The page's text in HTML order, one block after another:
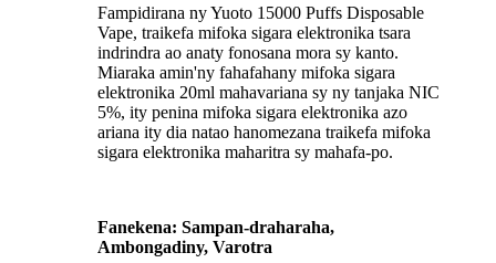
Fampidirana ny Yuoto 15000 Puffs Disposable
Vape, traikefa mifoka sigara elektronika tsara
indrindra ao anaty fonosana mora sy kanto.
Miaraka amin'ny fahafahany mifoka sigara
elektronika 20ml mahavariana sy ny tanjaka NIC
5%, ity penina mifoka sigara elektronika azo
ariana ity dia natao hanomezana traikefa mifoka
sigara elektronika maharitra sy mahafa-po.
Fanekena: Sampan-draharaha,
Ambongadiny, Varotra